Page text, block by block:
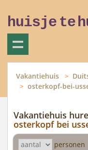
huisje te
Vakantiehuis
osterkopf-bei-
Vakantiehuis
osterkopf bei
personen